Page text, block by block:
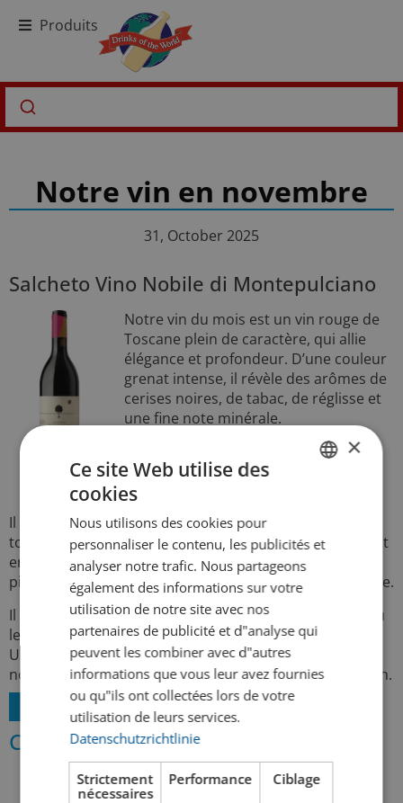
Produits
Notre vin en novembre
31, October 2025
Salcheto Vino Nobile di Montepulciano
Notre vin du mois est un vin rouge de
Toscane plein de caractère, qui allie
élégance et profondeur. D’une couleur
grenat intense, il révèle des arômes de
cerises noires, de tabac, de réglisse et
une fine note minérale.
En bouche, il est intense, structuré et
harmonieux, avec des tanins doux et
une longue finale épicée.
Il est élaboré à partir de Prugnolo Gentile, la variante
toscane du Sangiovese, et élevé en fûts de bois pendant
environ 18 mois. Le domaine Salcheto est l’un des
pionniers de la production viticole biologique et durable.
Il accompagne à merveille les rôtis de bœuf, le gibier ou
les fromages affinés et se déguste idéalement à 18 °C.
Un vin biologique d’exception et notre vin du mois de
novembre : authentique, élégant et typiquement toscan.
Voir le produit >
Cheers!
×
Ce site Web utilise des
cookies
Nous utilisons des cookies pour
personnaliser le contenu, les publicités et
analyser notre trafic. Nous partageons
également des informations sur votre
utilisation de notre site avec nos
partenaires de publicité et d"analyse qui
peuvent les combiner avec d"autres
informations que vous leur avez fournies
ou qu"ils ont collectées lors de votre
utilisation de leurs services.
Datenschutzrichtlinie
Strictement
nécessaires
Performance Ciblage